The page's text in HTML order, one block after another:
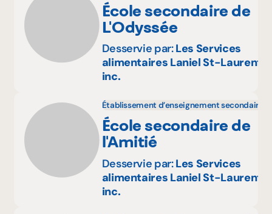
École secondaire de
L'Odyssée
Desservie par:Les Services
alimentaires Laniel St-Laurent
inc.
Établissement d’enseignement secondaire
École secondaire de
l'Amitié
Desservie par:Les Services
alimentaires Laniel St-Laurent
inc.